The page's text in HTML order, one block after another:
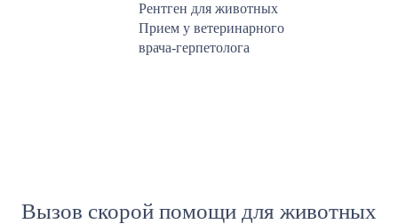
Рентген для животных
Прием у ветеринарного
врача-герпетолога
Вызов скорой помощи для животных